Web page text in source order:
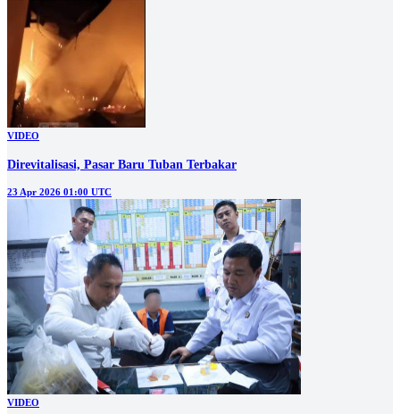
VIDEO
Direvitalisasi, Pasar Baru Tuban Terbakar
23 Apr 2026 01:00 UTC
VIDEO